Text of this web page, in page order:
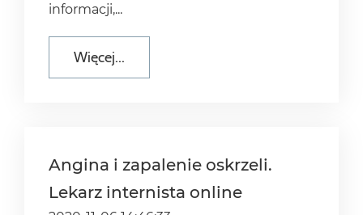
informacji,...
Więcej...
Angina i zapalenie oskrzeli.
Lekarz internista online